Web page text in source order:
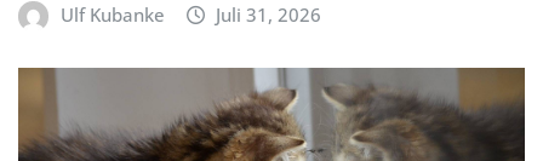
Ulf Kubanke Juli 31, 2026